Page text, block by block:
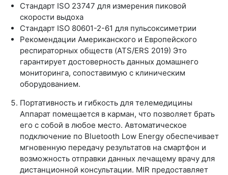
Стандарт ISO 23747 для измерения пиковой
скорости выдоха
Стандарт ISO 80601-2-61 для пульсоксиметрии
Рекомендации Американского и Европейского
респираторных обществ (ATS/ERS 2019) Это
гарантирует достоверность данных домашнего
мониторинга, сопоставимую с клиническим
оборудованием.
Портативность и гибкость для телемедицины
Аппарат помещается в карман, что позволяет брать
его с собой в любое место. Автоматическое
подключение по Bluetooth Low Energy обеспечивает
мгновенную передачу результатов на смартфон и
возможность отправки данных лечащему врачу для
дистанционной консультации. MIR предоставляет